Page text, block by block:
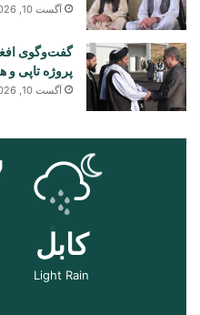
آگست 10, 2026
گفت‌وگوی
پروژه تاپی و
آگست 10, 2026
کابل
Light Rain